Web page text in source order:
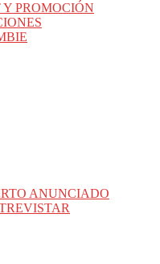
PROMOCIÓN
ANUNCIADO